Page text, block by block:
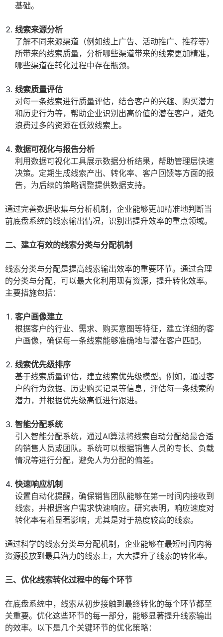
基础。
线索来源分析
了解不同来源渠道（例如线上广告、活动推广、推荐等）
所带来的线索质量，分析哪些渠道带来的线索更加精准，
哪些渠道在转化过程中存在瓶颈。
线索质量评估
对每一条线索进行质量评估，结合客户的兴趣、购买潜力
和历史行为等，帮助企业识别出高价值的潜在客户，避免
浪费过多的资源在低效线索上。
数据可视化与报告分析
利用数据可视化工具展示数据分析结果，帮助管理层快速
决策。定期生成线索产出、转化率、客户回馈等方面的报
告，为后续的策略调整提供数据支持。
通过完善数据收集与分析机制，企业能够更加精准地判断当
前底盘系统的线索输出情况，识别出提升效率的重点领域。
二、建立有效的线索分类与分配机制
线索分类与分配是提高线索输出效率的重要环节。通过合理
的分类与分配，可以最大化利用现有资源，提升转化效率。
主要措施包括：
客户画像建立
根据客户的行业、需求、购买意图等特征，建立详细的客
户画像，确保每一条线索能够准确地与潜在客户匹配。
线索优先级排序
基于线索质量评估，建立线索优先级模型。例如，通过客
户的行为数据、历史购买记录等信息，评估每一条线索的
潜力，并根据优先级高低进行跟进。
智能分配系统
引入智能分配系统，通过AI算法将线索自动分配给最合适
的销售人员或团队。系统可以根据销售人员的专长、负载
情况等进行分配，避免人为分配的偏差。
快速响应机制
设置自动化提醒，确保销售团队能够在第一时间内接收到
线索，并根据客户需求快速响应。研究表明，响应速度对
转化率有着显著影响，尤其是对于热度较高的线索。
通过科学的线索分类与分配机制，企业能够在最短时间内将
资源投放到最具潜力的线索上，大大提升了线索的转化率。
三、优化线索转化过程中的每个环节
在底盘系统中，线索从初步接触到最终转化的每个环节都至
关重要。优化这些环节的每一部分，能够显著提升线索输出
的效率。以下是几个关键环节的优化策略：